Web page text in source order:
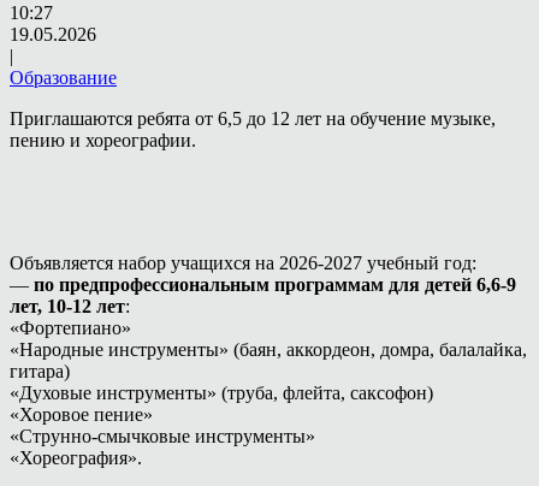
10:27
19.05.2026
|
Образование
Приглашаются ребята от 6,5 до 12 лет на обучение музыке,
пению и хореографии.
Объявляется набор учащихся на 2026-2027 учебный год:
— по предпрофессиональным программам для детей 6,6-9
лет, 10-12 лет:
«Фортепиано»
«Народные инструменты» (баян, аккордеон, домра, балалайка,
гитара)
«Духовые инструменты» (труба, флейта, саксофон)
«Хоровое пение»
«Струнно-смычковые инструменты»
«Хореография».